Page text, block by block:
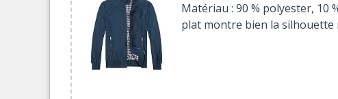
Matériau : 90 % polyester, 10
plat montre bien la silhouette